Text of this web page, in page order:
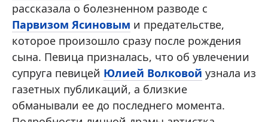
рассказала о болезненном разводе с
Парвизом Ясиновым и предательстве,
которое произошло сразу после рождения
сына. Певица призналась, что об увлечении
супруга певицей Юлией Волковой узнала из
газетных публикаций, а близкие
обманывали ее до последнего момента.